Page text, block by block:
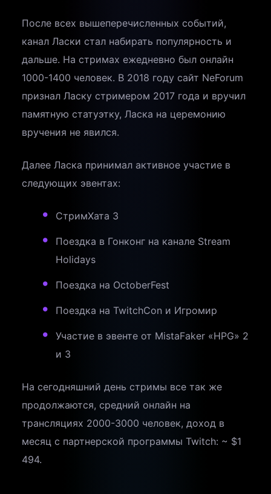
После всех вышеперечисленных событий,
канал Ласки стал набирать популярность и
дальше. На стримах ежедневно был онлайн
1000-1400 человек. В 2018 году сайт NeForum
признал Ласку стримером 2017 года и вручил
памятную статуэтку, Ласка на церемонию
вручения не явился.
Далее Ласка принимал активное участие в
следующих эвентах:
СтримХата 3
Поездка в Гонконг на канале Stream
Holidays
Поездка на OctoberFest
Поездка на TwitchCon и Игромир
Участие в эвенте от MistaFaker «HPG» 2
и 3
На сегодняшний день стримы все так же
продолжаются, средний онлайн на
трансляциях 2000-3000 человек, доход в
месяц с партнерской программы Twitch: ~ $1
494.